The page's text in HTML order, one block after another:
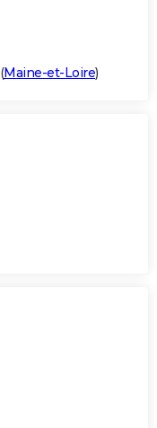
(Maine-et-Loire)